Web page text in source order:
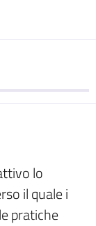
lo
il quale i
pratiche